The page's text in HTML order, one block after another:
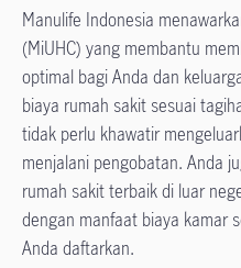
Manulife Indonesia
(MiUHC) yang membantu
optimal bagi Anda dan
biaya rumah sakit sesuai
tidak perlu khawatir
menjalani pengobatan. Anda
rumah sakit terbaik di luar
dengan manfaat biaya kamar
Anda daftarkan.